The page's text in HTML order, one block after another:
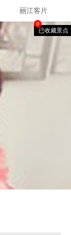
丽江客片
0
已收藏景点